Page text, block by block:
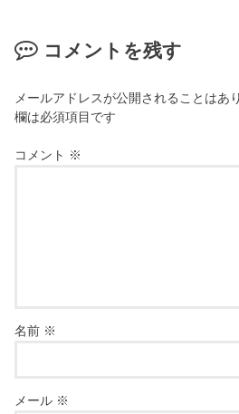
コメントを残す
メールアドレスが公開されることはあ
欄は必須項目です
コメント ※
名前 ※
メール ※